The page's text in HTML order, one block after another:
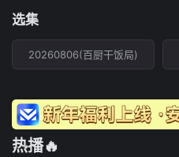
选集
20260806(百厨干饭局)
热播🔥